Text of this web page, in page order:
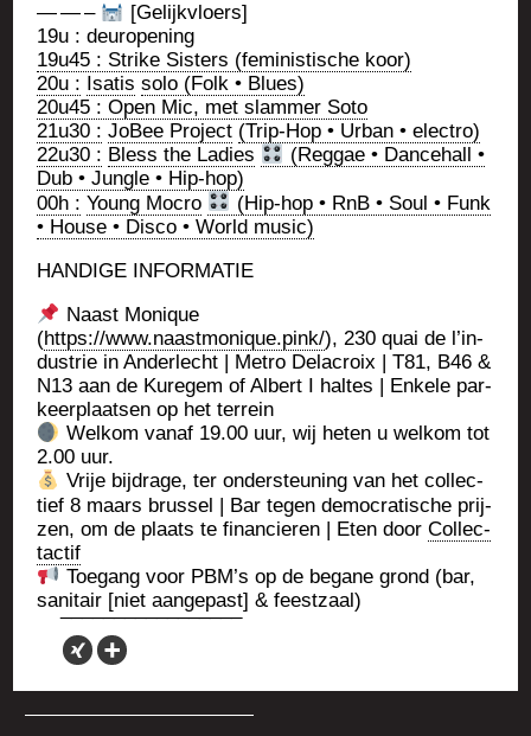
— — –
[Gelijkv­loers]
19u : deuropening
19u45 : Strike Sis­ters (femi­nis­tische koor)
20u : Isa­tis solo (Folk • Blues)
20u45 : Open Mic, met slam­mer Soto
21u30 : JoBee Pro­ject (Trip-Hop • Urban • electro)
22u30 : Bless the Ladies
(Reg­gae • Dan­ce­hall •
Dub • Jungle • Hip-hop)
00h : Young Mocro
(Hip-hop • RnB • Soul • Funk
• House • Dis­co • World music)
HANDIGE INFORMATIE
Naast Monique
(https://www.naastmonique.pink/), 230 quai de l’in­
dus­trie in Ander­lecht | Metro Dela­croix | T81, B46 &
N13 aan de Kure­gem of Albert I haltes | Enkele par­
keer­plaat­sen op het terrein
Wel­kom vanaf 19.00 uur, wij heten u wel­kom tot
2.00 uur.
Vrije bij­drage, ter onders­teu­ning van het col­lec­
tief 8 maars brus­sel | Bar tegen demo­cra­tische pri­j­
zen, om de plaats te finan­cie­ren | Eten doorCol­lec­
tac­tif
Toe­gang voor PBM’s op de begane grond (bar,
sani­tair [niet aan­ge­past] & feestzaal)